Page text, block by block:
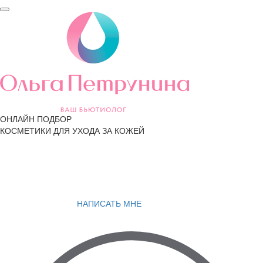
ОНЛАЙН ПОДБОР
КОСМЕТИКИ ДЛЯ УХОДА ЗА КОЖЕЙ
НАПИСАТЬ МНЕ